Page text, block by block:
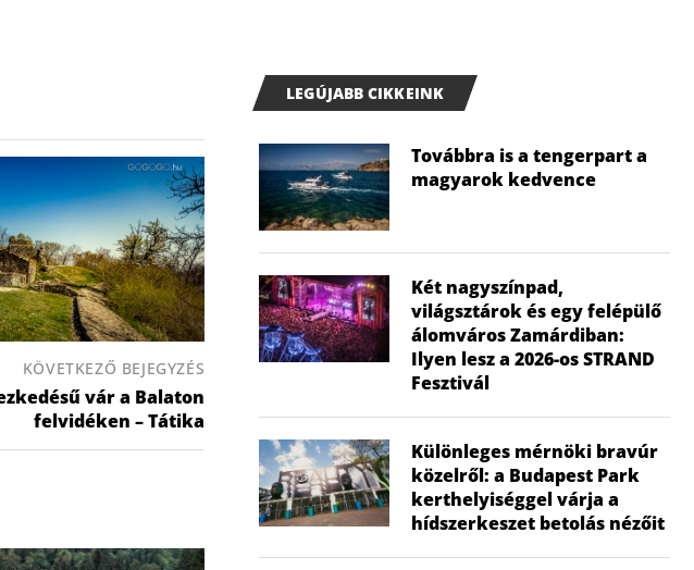
KÖVETKEZŐ BEJEGYZÉS
vár a Balaton
felvidéken – Tátika
LEGÚJABB CIKKEINK
Továbbra is a tengerpart a
magyarok kedvence
Két nagyszínpad,
világsztárok és egy felépülő
álomváros Zamárdiban:
Ilyen lesz a 2026-os STRAND
Fesztivál
Különleges mérnöki bravúr
közelről: a Budapest Park
kerthelyiséggel várja a
hídszerkeszet betolás nézőit